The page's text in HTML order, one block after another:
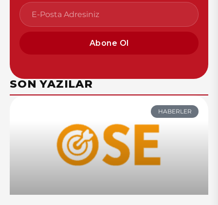
Abone Ol
SON YAZILAR
HABERLER